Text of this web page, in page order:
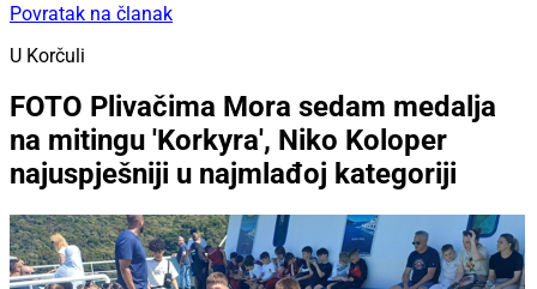
Povratak na članak
U Korčuli
FOTO Plivačima Mora sedam medalja
na mitingu 'Korkyra', Niko Koloper
najuspješniji u najmlađoj kategoriji